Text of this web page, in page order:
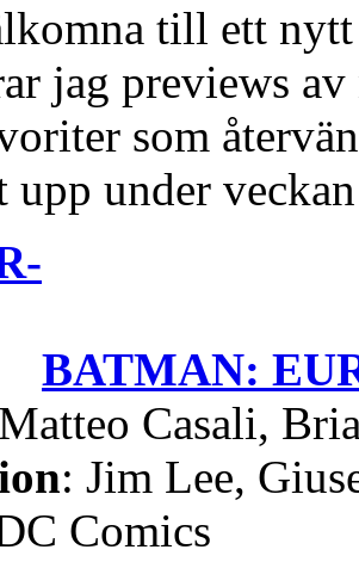
till ett
jag previews
som
upp under
BATMAN:
Casali,
: Jim Lee,
Comics